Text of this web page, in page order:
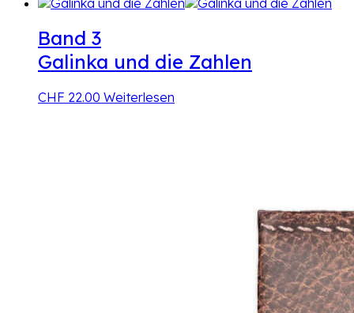
Band 3
Galinka und die Zahlen
CHF 22.00 Weiterlesen